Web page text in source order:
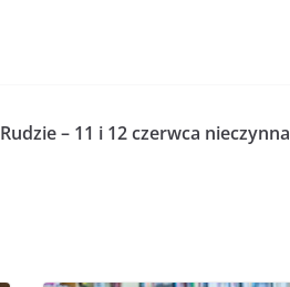
– 11 i 12 czerwca nieczynna